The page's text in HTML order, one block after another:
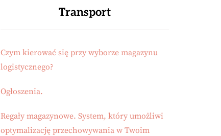
Transport
Czym kierować się przy wyborze magazynu
logistycznego?
Ogłoszenia.
Regały magazynowe. System, który umożliwi
optymalizację przechowywania w Twoim